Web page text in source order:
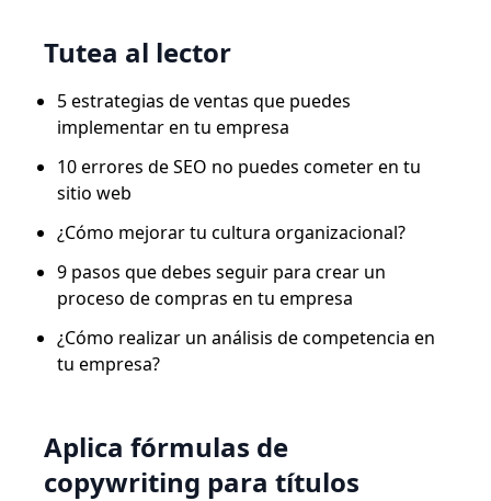
Tutea al lector
5 estrategias de ventas que puedes
implementar en tu empresa
10 errores de SEO no puedes cometer en tu
sitio web
¿Cómo mejorar tu cultura organizacional?
9 pasos que debes seguir para crear un
proceso de compras en tu empresa
¿Cómo realizar un análisis de competencia en
tu empresa?
Aplica fórmulas de
copywriting para títulos